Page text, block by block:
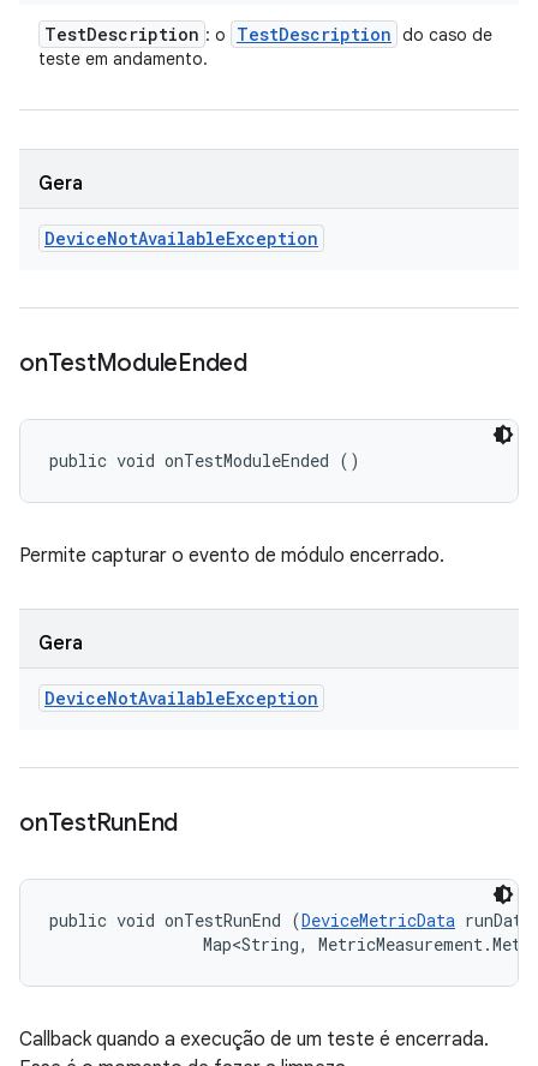
TestDescription : o TestDescription do caso de
teste em andamento.
Gera
DeviceNotAvailableException
onTestModuleEnded
public void onTestModuleEnded ()
Permite capturar o evento de módulo encerrado.
Gera
DeviceNotAvailableException
onTestRunEnd
public void onTestRunEnd (DeviceMetricData
Map<String,
Callback quando a execução de um teste é encerrada.